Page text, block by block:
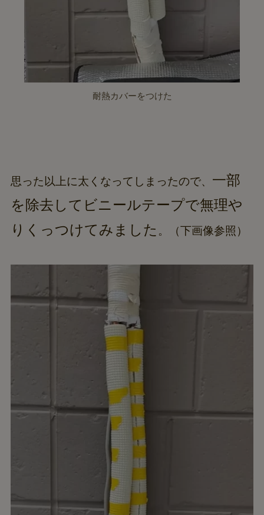
耐熱カバーをつけた
思った以上に太くなってしまったので、 一部
を除去してビニールテープで無理や
りくっつけてみました 。（下画像参照）